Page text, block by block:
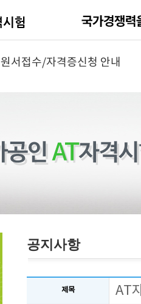
원서접수/자격증신청 안내
공지사항
제목 AT